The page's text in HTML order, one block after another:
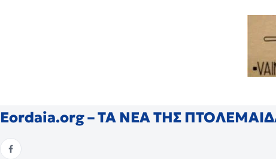
Eordaia.org – ΤΑ ΝΕΑ ΤΗΣ